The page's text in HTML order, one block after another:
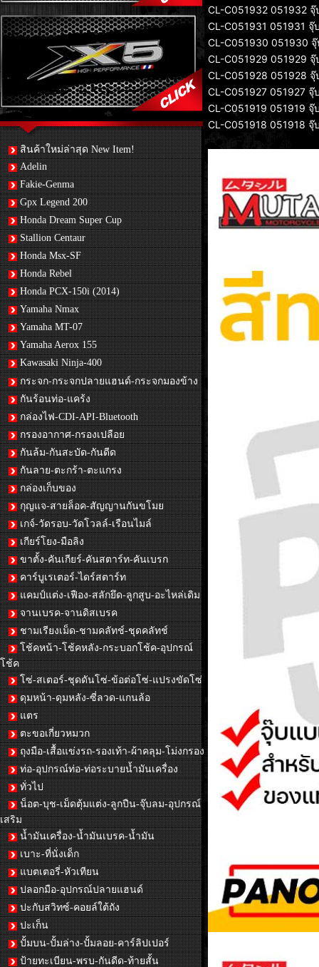
สินค้าใหม่ล่าสุด New Item!
Adelin
Fakie-Genma
Gpx Legend 200
Honda Dream Super Cup
Stallion Centaur
Honda Msx-SF
Honda Rebel
Honda PCX-150i (2014)
Yamaha Nmax
Yamaha MT-07
Yamaha Aerox 155
Kawasaki Ninja-400
กระจก-กระจกปลายแฮนด์-กระจกมองข้าง
กันร้อนท่อ-แคร้ง
กล่องไฟ-CDI-API-Bluetooth
กรองอากาศ-กรองเปลือย
กันล้ม-กันสะบัด-กันดีด
กันลาย-ตะกร้า-ตะแกรง
กล่องเก็บของ
กุญแจ-สายล็อค-สัญญานกันขโมย
เกจ์-วัดรอบ-วัดโวลล์-เรือนไมล์
เกียร์โยง-มือลิง
ขาตั้ง-คันเกียร์-คันสตาร์ท-คันเบรก
คาร์บูเรเตอร์-ไดร์สตาร์ท
แคมป์แต่ง-เฟือง-สลักยึด-ลูกสูบ-อะไหล่เดิม
จานเบรค-จานดิสเบรค
ชามเรียงเม็ด-ชามคลัทช์-ชุดคลัทช์
โช้คหน้า-โช้คหลัง-กระบอกโช้ค-อุปกรณ์
โช้ค
โซ่-สเตอร์-ชุดดันโซ่-ข้อต่อโซ่-แปรงขัดโซ่
ดุมหน้า-ดุมหลัง-ซี่ลวด-แกนล้อ
แตร
ตะขอเกี่ยวหมวก
ถุงมือ-เสื้อแข่งรถ-รองเท้า-ผ้าคลุม-โม่งกรอง
ท่อ-อุปกรณ์ท่อ-ท่อระบายน้ำมันเครื่อง
ทั่วไป
น็อต-บุช-เม็ดตุ้มแต่ง-ลูกปืน-จุ๊บลม-อุปกรณ์
เสริม
น้ำมันเครื่อง-น้ำมันเบรค-น้ำมัน
เบาะ-ที่นั่งเด็ก
แบตเตอรี่-หัวเทียน
ปลอกมือ-อุปกรณ์ปลายแฮนด์
ปะกับสวิทซ์-คอยล์ใต้ถัง
ปะเก็น
ปั้มบน-ปั้มล่าง-ปั้มลอย-คาร์ลิปเปอร์
ป้ายทะเบียน-พรบ-กันดีด-ท้ายสั้น
CL-C051932 051932 จุ๊
CL-C051931 051931 จุ๊
CL-C051930 051930
CL-C051929 051929 จุ๊
CL-C051928 051928 จุ๊
CL-C051927 051927 จุ๊
CL-C051919 051919 จุ๊
CL-C051918 051918 จุ๊